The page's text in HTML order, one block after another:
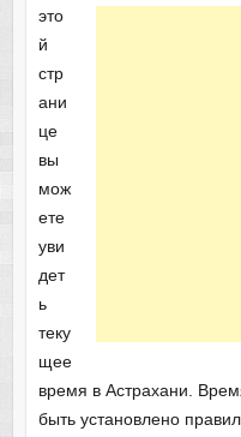
это
й
стр
ани
це
вы
мож
ете
уви
дет
ь
теку
щее
время в Астрахани.
быть установлено